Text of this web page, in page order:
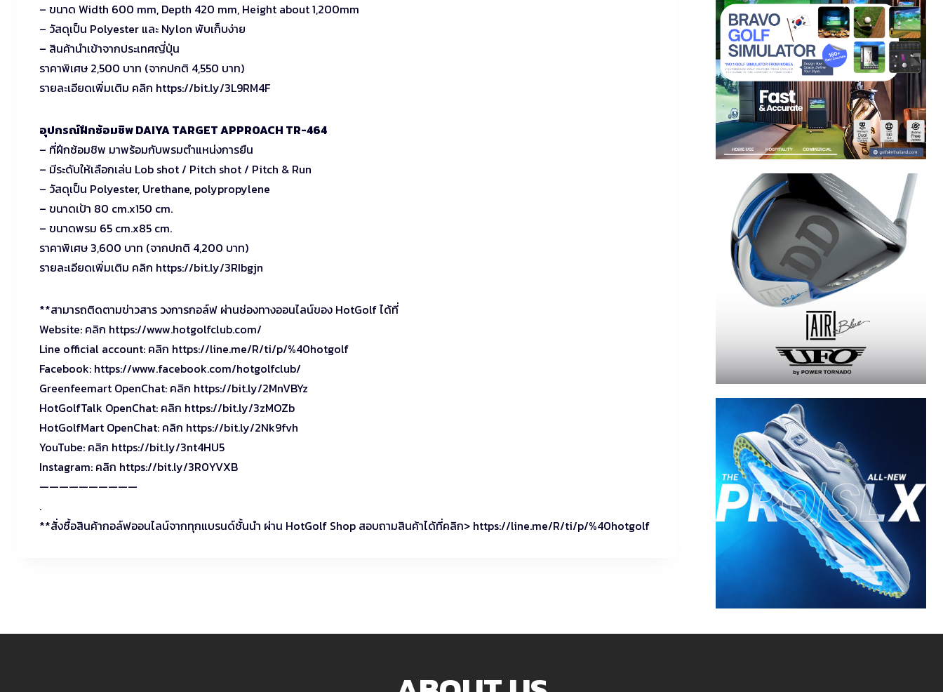
– ขนาด Width 600 mm, Depth 420 mm, Height about 1,200mm
– วัสดุเป็น Polyester และ Nylon พับเก็บง่าย
– สินค้านำเข้าจากประเทศญี่ปุ่น
ราคาพิเศษ 2,500 บาท (จากปกติ 4,550 บาท)
รายละเอียดเพิ่มเติม คลิก https://bit.ly/3L9RM4F
อุปกรณ์ฝึกซ้อมชิพ DAIYA TARGET APPROACH TR-464
– ที่ฝึกซ้อมชิพ มาพร้อมกับพรมตำแหน่งการยืน
– มีระดับให้เลือกเล่น Lob shot / Pitch shot / Pitch & Run
– วัสดุเป็น Polyester, Urethane, polypropylene
– ขนาดเป้า 80 cm.x150 cm.
– ขนาดพรม 65 cm.x85 cm.
ราคาพิเศษ 3,600 บาท (จากปกติ 4,200 บาท)
รายละเอียดเพิ่มเติม คลิก https://bit.ly/3RIbgjn
**สามารถติดตามข่าวสาร วงการกอล์ฟ ผ่านช่องทางออนไลน์ของ HotGolf ได้ที่
Website: คลิก https://www.hotgolfclub.com/
Line official account: คลิก https://line.me/R/ti/p/%40hotgolf
Facebook: https://www.facebook.com/hotgolfclub/
Greenfeemart OpenChat: คลิก https://bit.ly/2MnVBYz
HotGolfTalk OpenChat: คลิก https://bit.ly/3zMOZb
HotGolfMart OpenChat: คลิก https://bit.ly/2Nk9fvh
YouTube: คลิก https://bit.ly/3nt4HU5
Instagram: คลิก https://bit.ly/3R0YVXB
——————————
.
**สั่งซื้อสินค้ากอล์ฟออนไลน์จากทุกแบรนด์ชั้นนำ ผ่าน HotGolf Shop สอบถามสินค้าได้ที่คลิก> https://line.me/R/ti/p/%40hotgolf